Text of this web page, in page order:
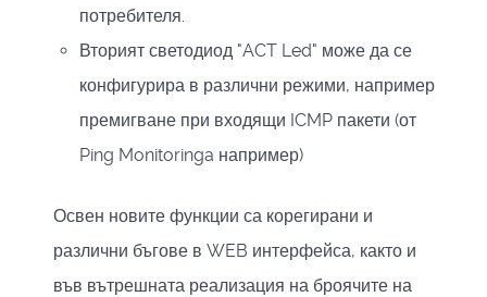
потребителя.
Вторият светодиод "ACT Led" може да се
конфигурира в различни режими, например
премигване при входящи ICMP пакети (от
Ping Monitoringa например)
Освен новите функции са корегирани и
различни бъгове в WEB интерфейса, както и
във вътрешната реализация на броячите на